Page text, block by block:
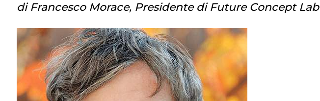
di Francesco Morace, Presidente di Future Concept Lab